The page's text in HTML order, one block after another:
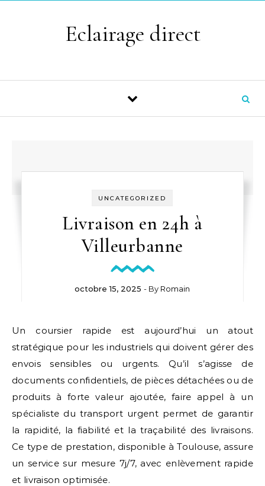
Eclairage direct
UNCATEGORIZED
Livraison en 24h à
Villeurbanne
octobre 15, 2025 - By Romain
Un coursier rapide est aujourd’hui un atout
stratégique pour les industriels qui doivent gérer des
envois sensibles ou urgents. Qu’il s’agisse de
documents confidentiels, de pièces détachées ou de
produits à forte valeur ajoutée, faire appel à un
spécialiste du transport urgent permet de garantir
la rapidité, la fiabilité et la traçabilité des livraisons.
Ce type de prestation, disponible à Toulouse, assure
un service sur mesure 7j/7, avec enlèvement rapide
et livraison optimisée.